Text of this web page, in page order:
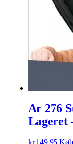
Ar 276
Lageret
kr.149,95